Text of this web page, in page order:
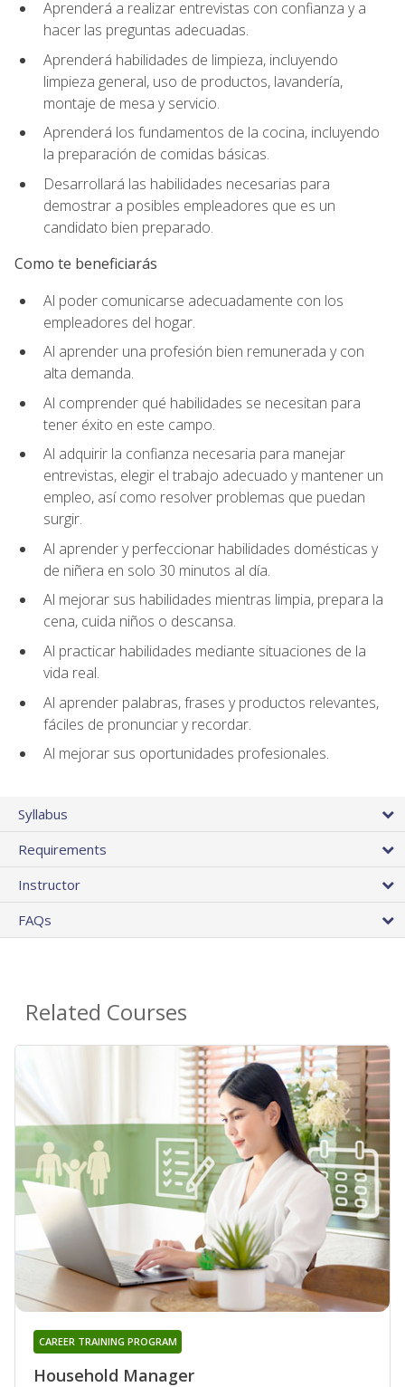
Aprenderá a realizar entrevistas con confianza y a
hacer las preguntas adecuadas.
Aprenderá habilidades de limpieza, incluyendo
limpieza general, uso de productos, lavandería,
montaje de mesa y servicio.
Aprenderá los fundamentos de la cocina, incluyendo
la preparación de comidas básicas.
Desarrollará las habilidades necesarias para
demostrar a posibles empleadores que es un
candidato bien preparado.
Como te beneficiarás
Al poder comunicarse adecuadamente con los
empleadores del hogar.
Al aprender una profesión bien remunerada y con
alta demanda.
Al comprender qué habilidades se necesitan para
tener éxito en este campo.
Al adquirir la confianza necesaria para manejar
entrevistas, elegir el trabajo adecuado y mantener un
empleo, así como resolver problemas que puedan
surgir.
Al aprender y perfeccionar habilidades domésticas y
de niñera en solo 30 minutos al día.
Al mejorar sus habilidades mientras limpia, prepara la
cena, cuida niños o descansa.
Al practicar habilidades mediante situaciones de la
vida real.
Al aprender palabras, frases y productos relevantes,
fáciles de pronunciar y recordar.
Al mejorar sus oportunidades profesionales.
Syllabus
Requirements
Instructor
FAQs
Related Courses
Household Manager
CAREER TRAINING PROGRAM